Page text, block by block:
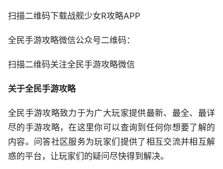
扫描二维码下载战舰少女R攻略APP
全民手游攻略微信公众号二维码：
扫描二维码关注全民手游攻略微信
关于全民手游攻略
全民手游攻略致力于为广大玩家提供最新、最全、最详
尽的手游攻略，在这里你可以查询到任何你想要了解的
内容。问答社区服务为玩家们提供了相互交流并相互解
惑的平台，让玩家们的疑问尽快得到解决。